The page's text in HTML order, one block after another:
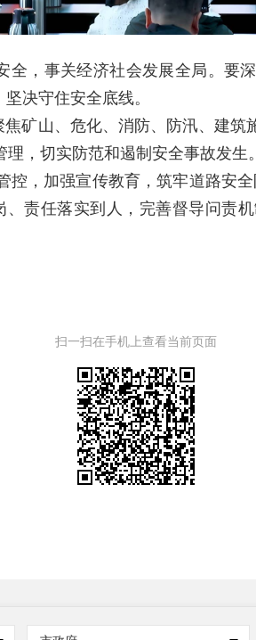
，事关经济社会发展全局。要
决守住安全底线。
矿山、危化、消防、防汛、建
，切实防范和遏制安全事故发
，加强宣传教育，筑牢道路安
责任落实到人，完善督导问责
扫一扫在手机上查看当前页面